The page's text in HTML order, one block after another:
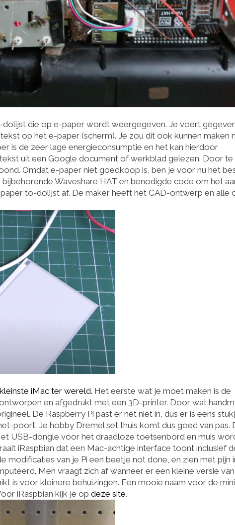
die op e-paper wordt weergegeven. Je voert
op het e-paper (scherm). Je zou dit ook kunnen maken
is de zeer lage energieconsumptie en het kan hierdoor
uit een Google document of werkblad gelezen. Door te
Omdat e-paper niet goedkoop is, ben je voor nu het
Waveshare HAT en benodigde code om het
to-dolijst af. De maker heeft het CAD-ontwerp en alle
kleinste iMac ter wereld. Het eerste wat je moet maken is de
en afgedrukt met een 3D-printer. Door wat
De Raspberry Pi past er net niet in, dus er is eens
poort. Je hobby Dremel set thuis komt dus goed van pas.
USB-dongle voor het draadloze toetsenbord en muis
iRaspbian dat een Mac-achtige interface toont inclusief
modificaties van je Pi een beetje not done, en zien met pijn
Men vraagt zich af wanneer er een kleine versie
is voor kleinere behuizingen. Een mooie naam voor de
iRaspbian kijk je op deze site.